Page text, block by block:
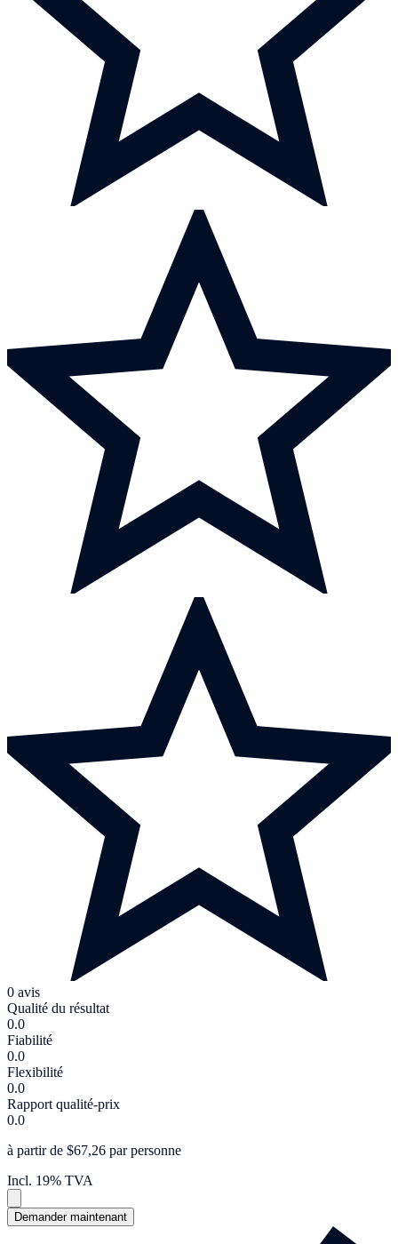
0 avis
Qualité du résultat
0.0
Fiabilité
0.0
Flexibilité
0.0
Rapport qualité-prix
0.0
à partir de $67,26 par personne
Incl. 19% TVA
Demander maintenant